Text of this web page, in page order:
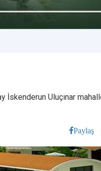
İskenderun Uluçınar
Paylaş